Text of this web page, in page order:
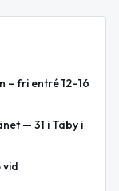
– fri entré 12–16
— 31 i Täby i
vid